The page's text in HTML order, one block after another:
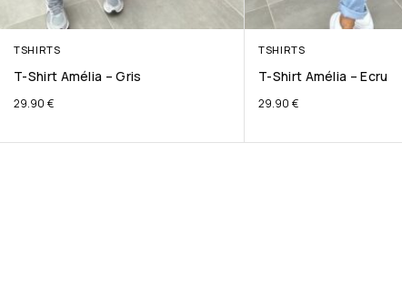
TSHIRTS
T-Shirt Amélia – Gris
29.90 €
TSHIRTS
T-Shirt Amélia – Ecru
29.90 €